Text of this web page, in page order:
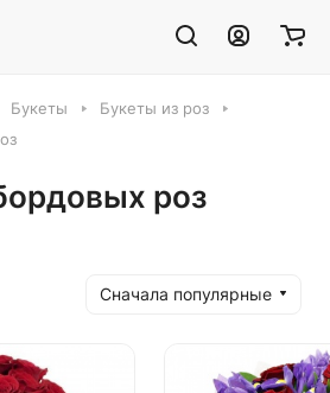
Букеты
Букеты из роз
роз
Сначала популярные